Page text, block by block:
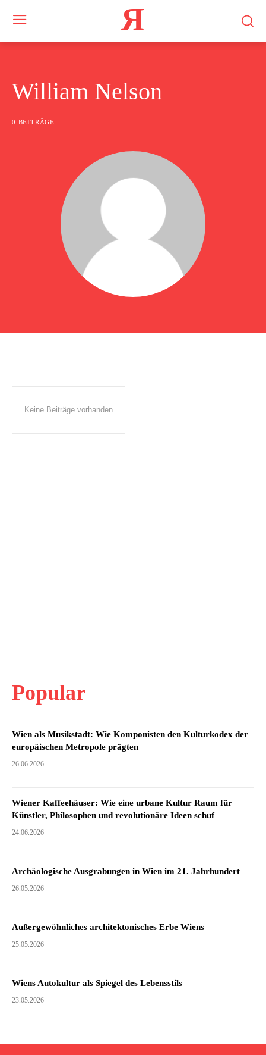
Я
William Nelson
0 BEITRÄGE
Keine Beiträge vorhanden
Popular
Wien als Musikstadt: Wie Komponisten den Kulturkodex der
europäischen Metropole prägten
26.06.2026
Wiener Kaffeehäuser: Wie eine urbane Kultur Raum für
Künstler, Philosophen und revolutionäre Ideen schuf
24.06.2026
Archäologische Ausgrabungen in Wien im 21. Jahrhundert
26.05.2026
Außergewöhnliches architektonisches Erbe Wiens
25.05.2026
Wiens Autokultur als Spiegel des Lebensstils
23.05.2026